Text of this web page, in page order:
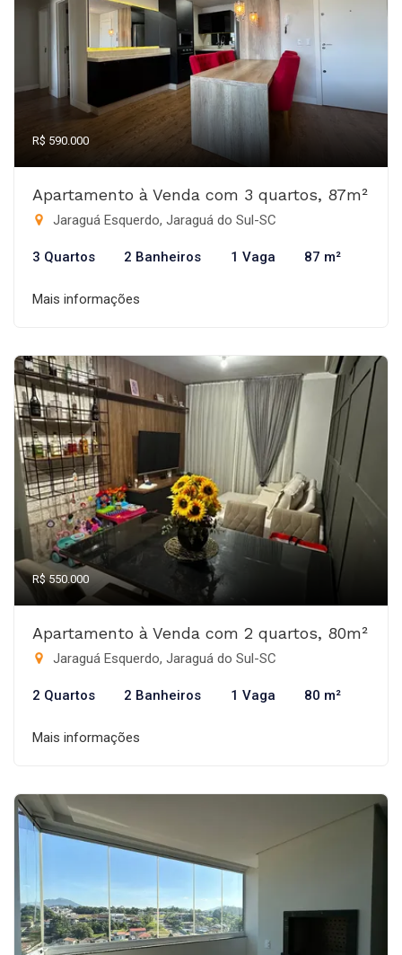
R$ 590.000
Apartamento à Venda com 3 quartos, 87m²
Jaraguá Esquerdo, Jaraguá do Sul-SC
3 Quartos 2 Banheiros 1 Vaga 87 m²
Mais informações
R$ 550.000
Apartamento à Venda com 2 quartos, 80m²
Jaraguá Esquerdo, Jaraguá do Sul-SC
2 Quartos 2 Banheiros 1 Vaga 80 m²
Mais informações